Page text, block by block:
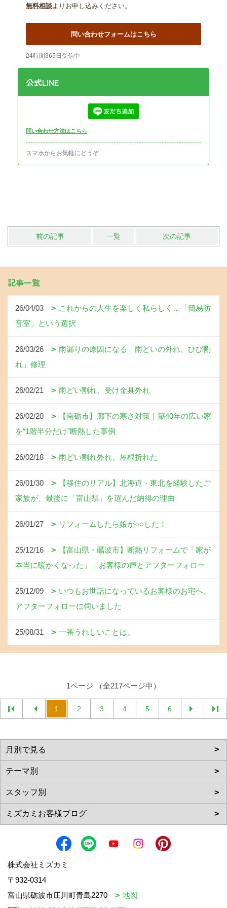
無料相談よりお申し込みください。
問い合わせフォームはこちら
24時間365日受信中
公式LINE
問い合わせ方法はこちら
スマホからお気軽にどうぞ
前の記事 一覧 次の記事
記事一覧
26/04/03
これからの人生を楽しく私らしく…「簡易防
音室」という選択
26/03/26
雨漏りの原因になる「雨どいの外れ、ひび割
れ」修理
26/02/21 雨どい割れ、受け金具外れ
26/02/20
【南砺市】廊下の寒さ対策｜築40年の広い家
を“1階半分だけ”断熱した事例
26/02/18 雨どい割れ外れ、屋根折れた
26/01/30
【移住のリアル】北海道・東北を経験したご
家族が、最後に「富山県」を選んだ納得の理由
26/01/27 リフォームしたら娘が○○した！
25/12/16
【富山県・礪波市】断熱リフォームで「家が
本当に暖かくなった」｜お客様の声とアフターフォロー
25/12/09
いつもお世話になっているお客様のお宅へ、
アフターフォローに伺いました
25/08/31 一番うれしいことは、
1ページ （全217ページ中）
1 2 3 4 5 6
株式会社ミズカミ
〒932-0314
富山県砺波市庄川町青島2270
地図